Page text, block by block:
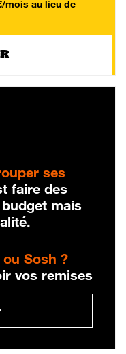
mois au lieu de
ses
faire des
mais
Sosh ?
vos remises